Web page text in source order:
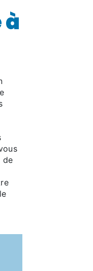
de